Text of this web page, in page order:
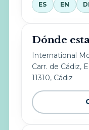
ES EN
Dónde
International
Carr. de Cádiz,
11310, Cádiz